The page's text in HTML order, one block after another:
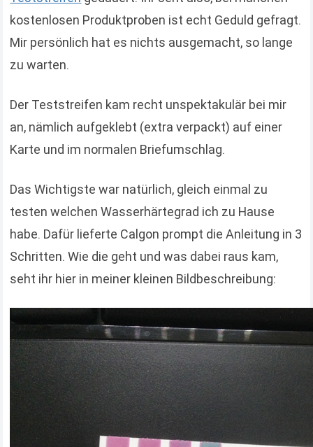
kostenlosen Produktproben ist echt Geduld gefragt.
Mir persönlich hat es nichts ausgemacht, so lange
zu warten.
Der Teststreifen kam recht unspektakulär bei mir
an, nämlich aufgeklebt (extra verpackt) auf einer
Karte und im normalen Briefumschlag.
Das Wichtigste war natürlich, gleich einmal zu
testen welchen Wasserhärtegrad ich zu Hause
habe. Dafür lieferte Calgon prompt die Anleitung in 3
Schritten. Wie die geht und was dabei raus kam,
seht ihr hier in meiner kleinen Bildbeschreibung:
Der Teststreifen soll sich, je nach Härtegrad, rot
verfärben, bzw. grün bleiben. Bei mir sah das eher
aus wie lila und türkis, was aber völlig egal ist, da
man das Ergebnis ja trotzdem erkennt. Mein
heimischer Wasserhärtegrad ist 3, also hartes
Wasser. Und bei euch? Wenn ihr den Test auch